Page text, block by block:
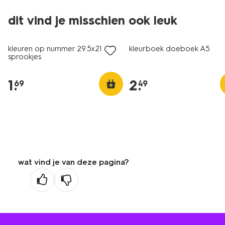
dit vind je misschien ook leuk
kleuren op nummer 29.5x21cm
sprookjes
1.
69
kleurboek doeboek A5
2.
49
wat vind je van deze pagina?